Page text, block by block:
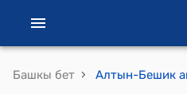
Башкы бет ›